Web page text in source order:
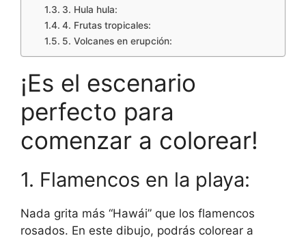
3. Hula hula:
4. Frutas tropicales:
5. Volcanes en erupción:
¡Es el escenario
perfecto para
comenzar a colorear!
1. Flamencos en la playa:
Nada grita más “Hawái” que los flamencos
rosados. En este dibujo, podrás colorear a